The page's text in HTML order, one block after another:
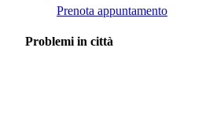
Prenota appuntamento
Problemi in città